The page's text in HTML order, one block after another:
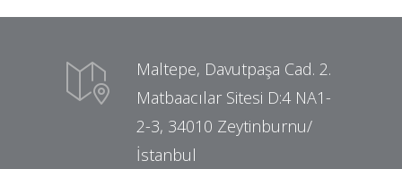
Maltepe, Davutpaşa Cad. 2.
Matbaacılar Sitesi D:4 NA1-
2-3, 34010 Zeytinburnu/
İstanbul